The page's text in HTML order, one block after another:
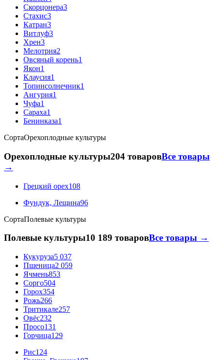
Скорцонера3
Стахис3
Катран3
Витлуф3
Хрен3
Мелотрия2
Овсяный корень1
Якон1
Клаусия1
Топинсолнечник1
Ангурия1
Чуфа1
Сараха1
Бенинказа1
СортаОрехоплодные культуры
Орехоплодные культуры204 товаровВсе товары
→
Грецкий орех108
Фундук, Лещина96
СортаПолевые культуры
Полевые культуры10 189 товаровВсе товары →
Кукуруза5 037
Пшеница2 059
Ячмень853
Сорго504
Горох354
Рожь266
Тритикале257
Овёс232
Просо131
Горчица129
Рис124